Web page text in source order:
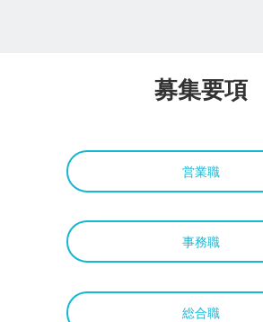
募集要項
営業職
事務職
総合職